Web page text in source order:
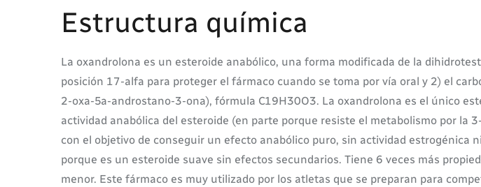
Estructura química
La oxandrolona es un esteroide anabólico, una forma modificada de la
posición 17-alfa para proteger el fármaco cuando se toma por vía oral y 2) el
2-oxa-5a-androstano-3-ona), fórmula C19H30O3. La oxandrolona es el único
actividad anabólica del esteroide (en parte porque resiste el metabolismo por la
con el objetivo de conseguir un efecto anabólico puro, sin actividad
porque es un esteroide suave sin efectos secundarios. Tiene 6 veces más
menor. Este fármaco es muy utilizado por los atletas que se preparan para